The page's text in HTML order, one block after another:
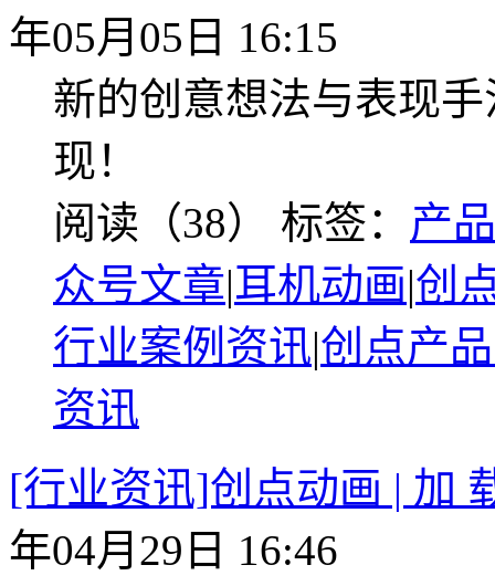
年05月05日 16:15
新的创意想法与表现
现！
阅读（38） 标签： 产
众号文章|耳机动画|创
行业案例资讯|创点产
资讯
[行业资讯]创点动画 | 加
年04月29日 16:46